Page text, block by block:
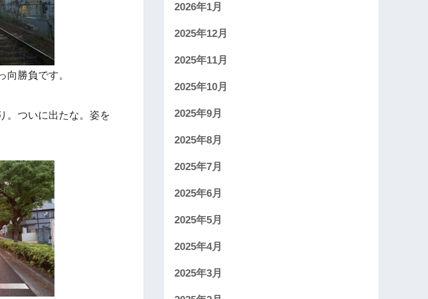
勝負です。
。ついに出たな。姿を
2026年1月
2025年12月
2025年11月
2025年10月
2025年9月
2025年8月
2025年7月
2025年6月
2025年5月
2025年4月
2025年3月